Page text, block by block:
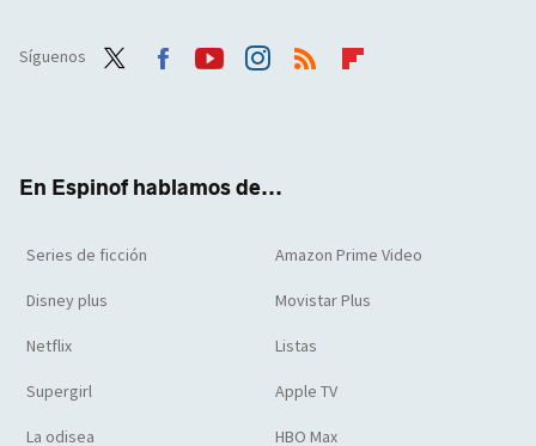
Síguenos
En Espinof hablamos de...
Series de ficción Amazon Prime Video
Disney plus Movistar Plus
Netflix Listas
Supergirl Apple TV
La odisea HBO Max